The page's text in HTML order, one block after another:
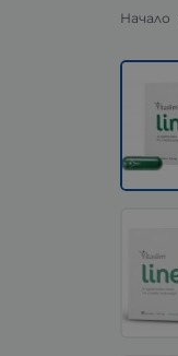
Начало